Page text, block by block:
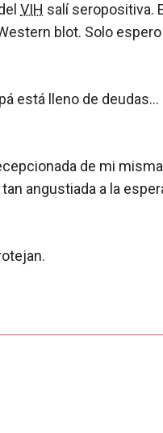
VIH salí seropositiva.
blot. Solo
está lleno de
de mi
angustiada a la